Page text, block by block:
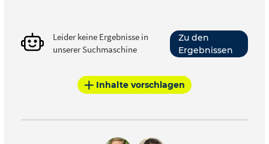
Leider keine Ergebnisse in
unserer Suchmaschine
Zu den
Ergebnissen
Inhalte vorschlagen